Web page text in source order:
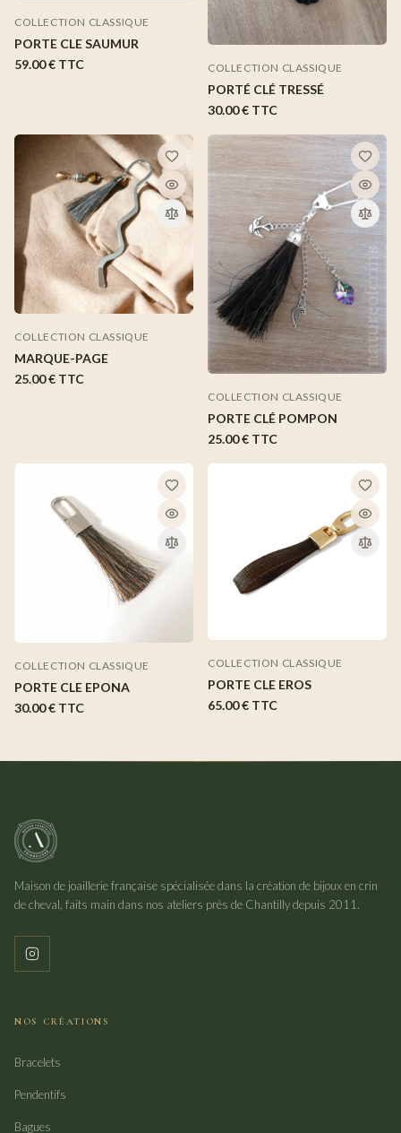
COLLECTION CLASSIQUE
PORTE CLE SAUMUR
59.00 € TTC COLLECTION CLASSIQUE
PORTÉ CLÉ TRESSÉ
30.00 € TTC
COLLECTION CLASSIQUE
MARQUE-PAGE
25.00 € TTC
COLLECTION CLASSIQUE
PORTE CLÉ POMPON
25.00 € TTC
COLLECTION CLASSIQUE
PORTE CLE EPONA
30.00 € TTC
COLLECTION CLASSIQUE
PORTE CLE EROS
65.00 € TTC
Maison de joaillerie française spécialisée dans la création de bijoux en crin
de cheval, faits main dans nos ateliers près de Chantilly depuis 2011.
NOS CRÉATIONS
Bracelets
Pendentifs
Bagues